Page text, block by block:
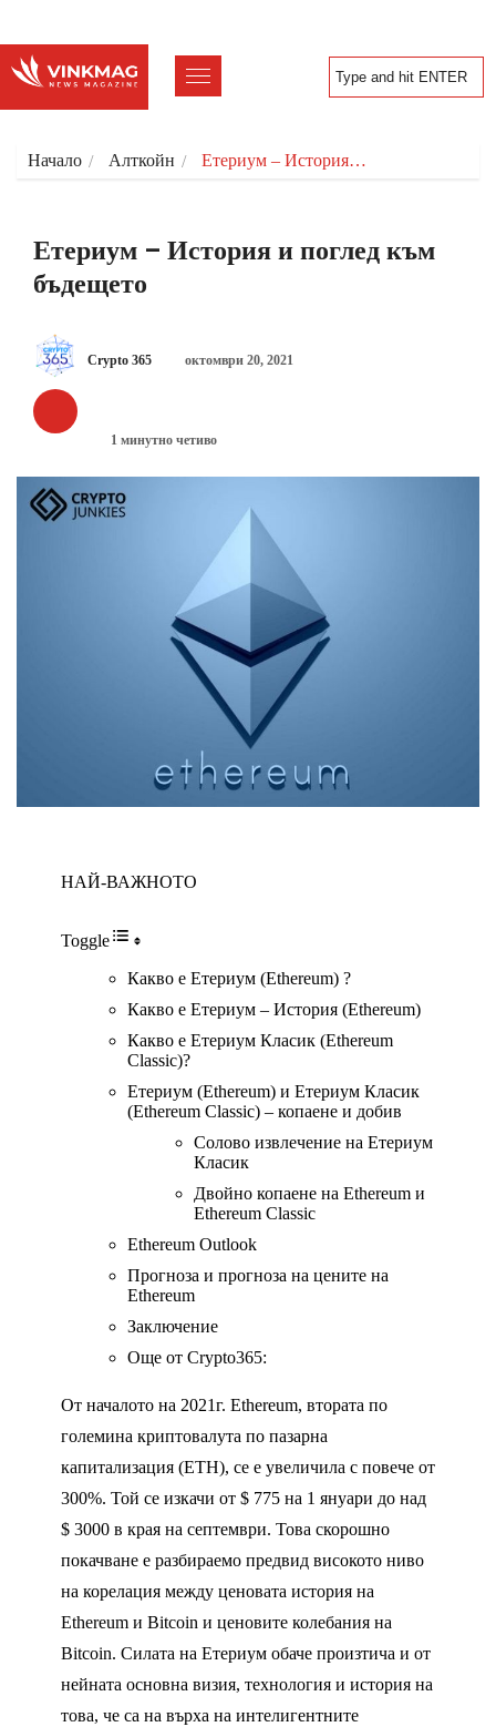
Начало Алткойн Етериум – История…
Етериум – История и поглед към
бъдещето
Crypto 365 октомври 20, 2021
1 минутно четиво
НАЙ-ВАЖНОТО
Toggle
Какво е Етериум (Ethereum) ?
Какво е Етериум – История (Ethereum)
Какво е Етериум Класик (Ethereum
Classic)?
Етериум (Ethereum) и Етериум Класик
(Ethereum Classic) – копаене и добив
Солово извлечение на Етериум
Класик
Двойно копаене на Ethereum и
Ethereum Classic
Ethereum Outlook
Прогноза и прогноза на цените на
Ethereum
Заключение
Още от Crypto365:
От началото на 2021г. Ethereum, втората по
големина криптовалута по пазарна
капитализация (ETH), се е увеличила с повече от
300%. Той се изкачи от $ 775 на 1 януари до над
$ 3000 в края на септември. Това скорошно
покачване е разбираемо предвид високото ниво
на корелация между ценовата история на
Ethereum и Bitcoin и ценовите колебания на
Bitcoin. Силата на Етериум обаче произтича и от
нейната основна визия, технология и история на
това, че са на върха на интелигентните